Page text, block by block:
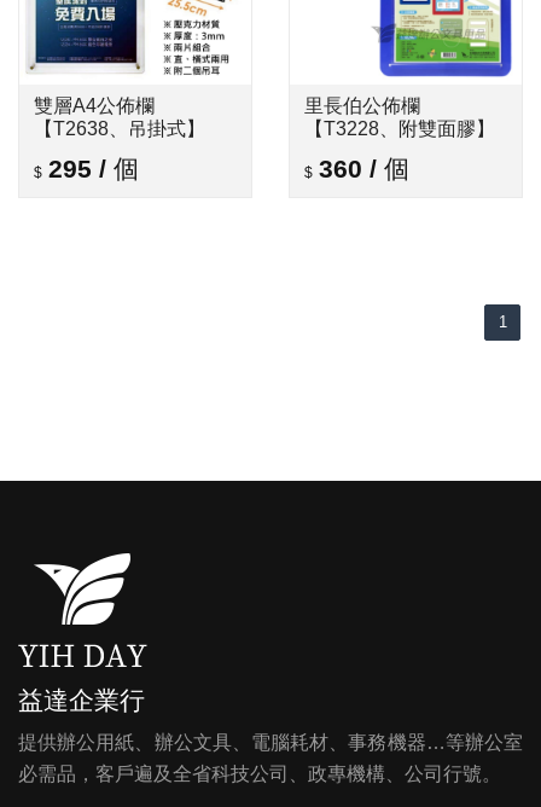
雙層A4公佈欄
【T2638、吊掛式】
295 / 個
里長伯公佈欄
【T3228、附雙面膠】
360 / 個
1
益達企業行
提供辦公用紙、辦公文具、電腦耗材、事務機器…等辦公室
必需品，客戶遍及全省科技公司、政專機構、公司行號。